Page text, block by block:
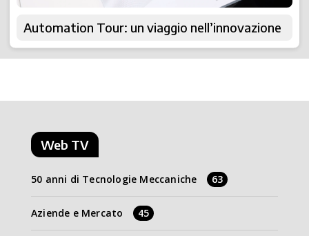
Automation Tour: un viaggio nell’innovazione
Web TV
50 anni di Tecnologie Meccaniche 63
Aziende e Mercato 45